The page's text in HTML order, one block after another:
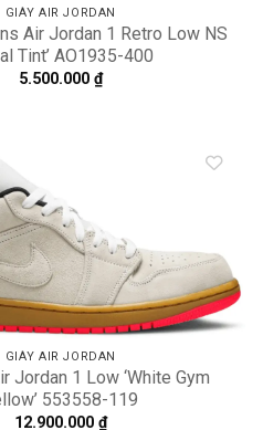
GIÀY AIR JORDAN
Air Jordan 1 Retro Low NS
Tint’ AO1935-400
5.500.000 ₫
GIÀY AIR JORDAN
Jordan 1 Low ‘White Gym
553558-119
12.900.000 ₫